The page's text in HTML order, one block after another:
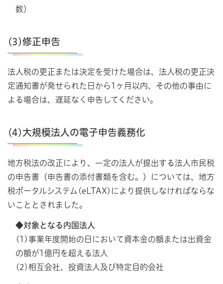
数）
(3)修正申告
法人税の更正または決定を受けた場合は、法人税の更正決
定通知書が発せられた日から1ヶ月以内、その他の事由に
よる場合は、遅延なく申告してください。
(4)大規模法人の電子申告義務化
地方税法の改正により、一定の法人が提出する法人市民税
の申告書（申告書の添付書類を含む。）については、地方
税ポータルシステム(eLTAX)により提供しなければならな
いこととされました。
◆対象となる内国法人
(1)事業年度開始の日において資本金の額または出資金
の額が1億円を超える法人
(2)相互会社、投資法人及び特定目的会社